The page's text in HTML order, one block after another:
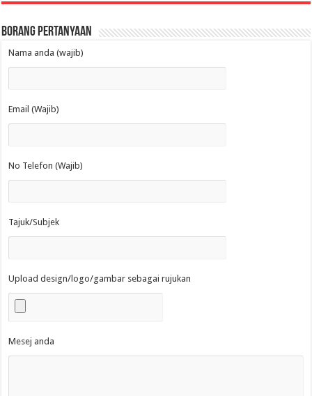
Borang Pertanyaan
Nama anda (wajib)
Email (Wajib)
No Telefon (Wajib)
Tajuk/Subjek
Upload design/logo/gambar sebagai rujukan
Mesej anda